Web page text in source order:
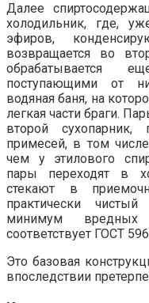
Далее
холодильник, где,
эфиров,
возвращается во
обрабатывается
поступающими от
водяная баня, на
легкая части браги.
второй
примесей, в том
чем у этилового
пары переходят в
стекают в
практически
минимум вредных
соответствует ГОСТ
Это базовая
впоследствии